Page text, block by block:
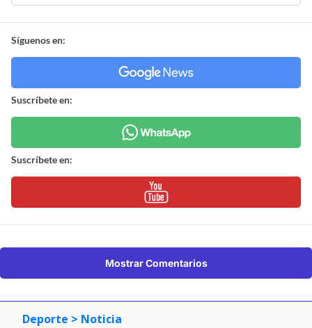
Síguenos en:
Suscríbete en:
Suscríbete en:
Mostrar Comentarios
Deporte > Noticia